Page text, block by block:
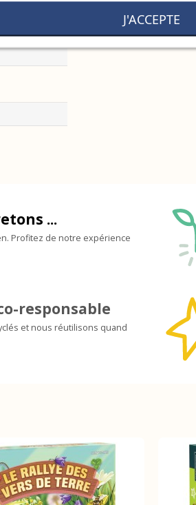
...
Profitez de notre expérience
responsable
et nous réutilisons quand
J'ACCEPTE